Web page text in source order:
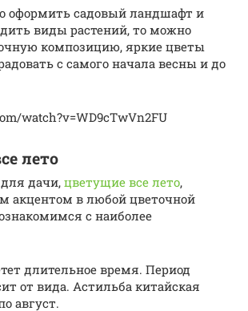
оформить садовый ландшафт и
виды растений, то можно
композицию, яркие цветы
с самого начала весны и до
watch?v=WD9cTwVn2FU
лето
дачи, цветущие все лето,
акцентом в любой цветочной
с наиболее
длительное время. Период
от вида. Астильба китайская
август.